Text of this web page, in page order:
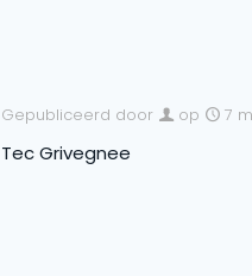
Gepubliceerd door op 7
Tec Grivegnee